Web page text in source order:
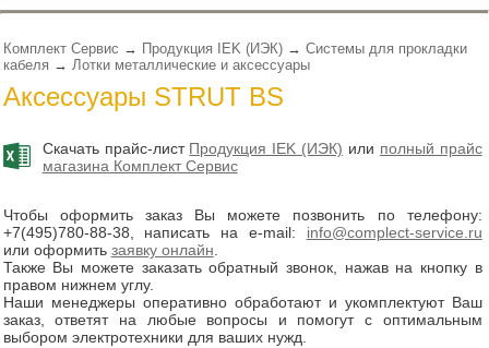
Комплект Сервис → Продукция IEK (ИЭК)→ Системы для прокладки
кабеля → Лотки металлические и аксессуары
Аксессуары STRUT BS
Скачать прайс-лист Продукция IEK (ИЭК) или полный прайс
магазина Комплект Сервис
Чтобы оформить заказ Вы можете позвонить по телефону:
+7(495)780-88-38, написать на e-mail: info@complect-service.ru
или оформить заявку онлайн.
Также Вы можете заказать обратный звонок, нажав на кнопку в
правом нижнем углу.
Наши менеджеры оперативно обработают и укомплектуют Ваш
заказ, ответят на любые вопросы и помогут с оптимальным
выбором электротехники для ваших нужд.